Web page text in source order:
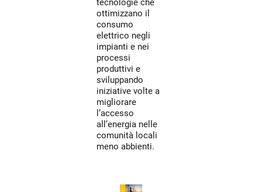
tecnologie che
ottimizzano il
consumo
elettrico negli
impianti e nei
processi
produttivi e
sviluppando
iniziative volte a
migliorare
l’accesso
all’energia nelle
comunità locali
meno abbienti.